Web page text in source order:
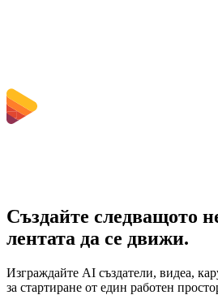
Създайте следващото
лентата да се движи.
Изграждайте AI създатели, видеа,
за стартиране от един работен